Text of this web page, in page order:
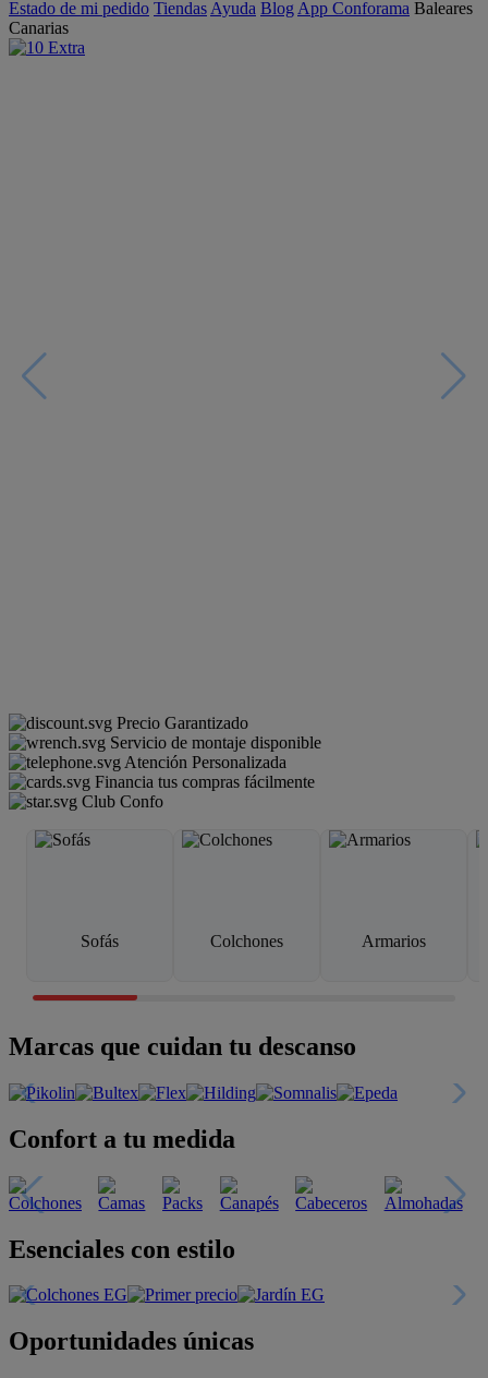
Estado de mi pedido Tiendas Ayuda Blog App Conforama Baleares
Canarias
Precio Garantizado
Servicio de montaje disponible
Atención Personalizada
Financia tus compras fácilmente
Club Confo
Sofás Colchones Armarios
Marcas que cuidan tu descanso
Confort a tu medida
Esenciales con estilo
Oportunidades únicas